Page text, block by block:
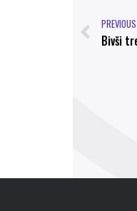
PREVIOUS